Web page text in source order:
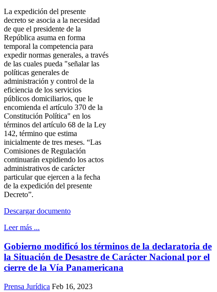
La expedición del presente
decreto se asocia a la necesidad
de que el presidente de la
República asuma en forma
temporal la competencia para
expedir normas generales, a través
de las cuales pueda "señalar las
políticas generales de
administración y control de la
eficiencia de los servicios
públicos domiciliarios, que le
encomienda el artículo 370 de la
Constitución Política" en los
términos del artículo 68 de la Ley
142, término que estima
inicialmente de tres meses. “Las
Comisiones de Regulación
continuarán expidiendo los actos
administrativos de carácter
particular que ejercen a la fecha
de la expedición del presente
Decreto”.
Descargar documento
Leer más ...
Gobierno modificó los términos de la declaratoria de
la Situación de Desastre de Carácter Nacional por el
cierre de la Vía Panamericana
Prensa Jurídica Feb 16, 2023